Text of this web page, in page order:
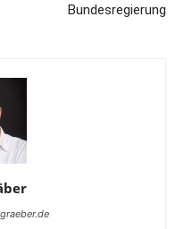
Bundesregierung